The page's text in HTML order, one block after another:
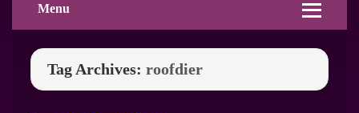
Menu
Tag Archives: roofdier